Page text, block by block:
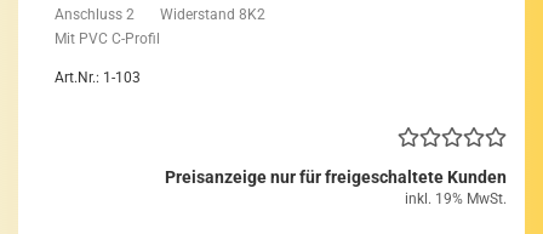
An­schluss 2 Wi­der­stand 8K2
Mit PVC C-​Profil
Art.Nr.: 1-103
Preisanzeige nur für freigeschaltete Kunden
inkl. 19% MwSt.